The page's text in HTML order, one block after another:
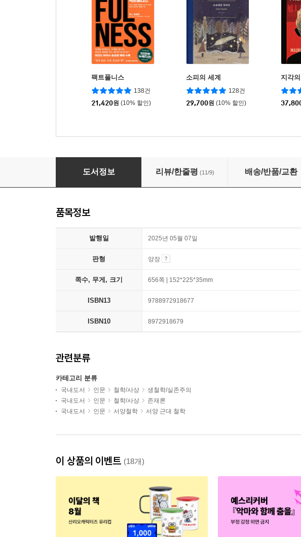
팩트풀니스
138건
21,420원 (10% 할인)
소피의 세계
128건
29,700원 (10% 할인)
지각
존재와 시간
도서정보 리뷰/한줄평 (11/9) 배송/반품/교환
품목정보
발행일 2025년 05월 07일
판형 양장
쪽수, 무게, 크기 656쪽 | 152*225*35mm
ISBN13 9788972918677
ISBN10 8972918679
관련분류
카테고리 분류
국내도서 인문 철학/사상
생철학/실존주의
국내도서
인문 철학/사상
존재론
국내도서
인문 서양철학 서양 근대 철학
이 상품의 이벤트 (18개)